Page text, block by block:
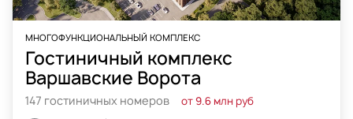
МНОГОФУНКЦИОНАЛЬНЫЙ КОМПЛЕКС
Гостиничный комплекс
Варшавские Ворота
147 гостиничных номеров от 9.6 млн руб